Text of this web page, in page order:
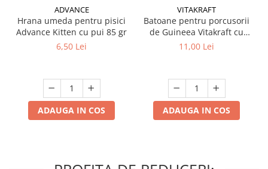
ADVANCE
Hrana umeda pentru pisici
Advance Kitten cu pui 85 gr
6,50 Lei
ADAUGA IN COS
VITAKRAFT
Batoane pentru porcusorii
de Guineea Vitakraft cu
struguri & nuci 2 buc
11,00 Lei
ADAUGA IN COS